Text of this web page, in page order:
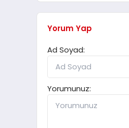
Yorum Yap
Ad Soyad:
Yorumunuz: